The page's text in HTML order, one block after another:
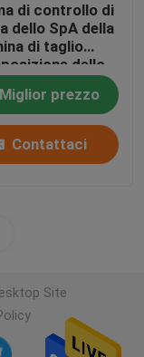
di controllo di
dello SpA della
di taglio
dello
attivabile al
il panno di
Miglior prezzo
Contattaci
Site